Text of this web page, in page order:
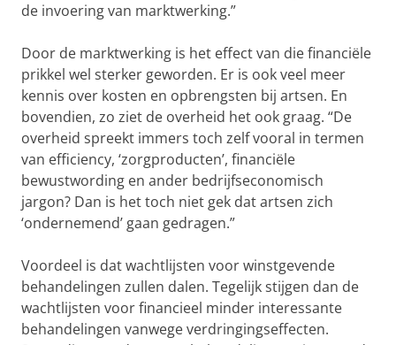
de invoering van marktwerking.”
Door de marktwerking is het effect van die financiële
prikkel wel sterker geworden. Er is ook veel meer
kennis over kosten en opbrengsten bij artsen. En
bovendien, zo ziet de overheid het ook graag. “De
overheid spreekt immers toch zelf vooral in termen
van efficiency, ‘zorgproducten’, financiële
bewustwording en ander bedrijfseconomisch
jargon? Dan is het toch niet gek dat artsen zich
‘ondernemend’ gaan gedragen.”
Voordeel is dat wachtlijsten voor winstgevende
behandelingen zullen dalen. Tegelijk stijgen dan de
wachtlijsten voor financieel minder interessante
behandelingen vanwege verdringingseffecten.